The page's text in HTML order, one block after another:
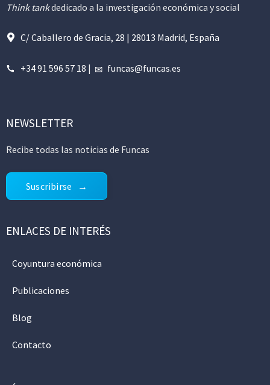
Think tankdedicado a la investigación económica y social
C/ Caballero de Gracia, 28 | 28013 Madrid, España
+34 91 596 57 18 | funcas@funcas.es
NEWSLETTER
Recibe todas las noticias de Funcas
Suscribirse
ENLACES DE INTERÉS
Coyuntura económica
Publicaciones
Blog
Contacto